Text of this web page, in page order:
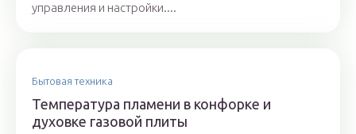
управления и настройки....
Бытовая техника
Температура пламени в конфорке и
духовке газовой плиты